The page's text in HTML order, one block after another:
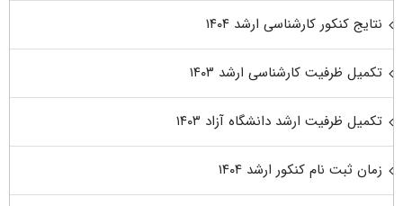
نتایج کنکور کارشناسی ارشد ۱۴۰۴
تکمیل ظرفیت کارشناسی ارشد ۱۴۰۳
تکمیل ظرفیت ارشد دانشگاه آزاد ۱۴۰۳
زمان ثبت نام کنکور ارشد ۱۴۰۴